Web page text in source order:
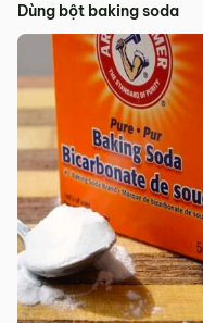
Dùng bột baking soda